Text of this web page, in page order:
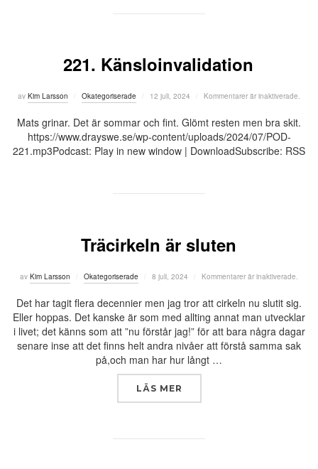
221. Känsloinvalidation
av Kim Larsson Okategoriserade
Publicerat
12 juli, 2024 Kommentarer är inaktiverade.
Mats grinar. Det är sommar och fint. Glömt resten men bra skit.
https://www.drayswe.se/wp-content/uploads/2024/07/POD-
221.mp3Podcast: Play in new window | DownloadSubscribe: RSS
Träcirkeln är sluten
av Kim Larsson Okategoriserade
Publicerat
8 juli, 2024 Kommentarer är inaktiverade.
Det har tagit flera decennier men jag tror att cirkeln nu slutit sig.
Eller hoppas. Det kanske är som med allting annat man utvecklar
i livet; det känns som att ”nu förstår jag!” för att bara några dagar
senare inse att det finns helt andra nivåer att förstå samma sak
på,och man har hur långt …
LÄS MER